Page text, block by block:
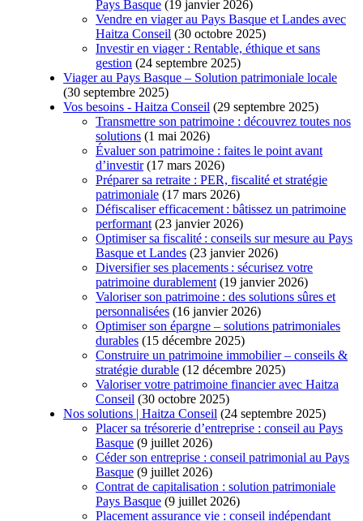
Pays Basque (19 janvier 2026)
Vendre en viager au Pays Basque et Landes avec
Haitza Conseil (30 octobre 2025)
Investir en viager : Rentable, éthique et sans
gestion (24 septembre 2025)
Viager au Pays Basque – Solution patrimoniale locale
(30 septembre 2025)
Vos besoins - Haitza Conseil (29 septembre 2025)
Transmettre son patrimoine : découvrez toutes nos
solutions (1 mai 2026)
Évaluer son patrimoine : faites le point avant
d’investir (17 mars 2026)
Préparer sa retraite : PER, fiscalité et stratégie
patrimoniale (17 mars 2026)
Défiscaliser efficacement : bâtissez un patrimoine
performant (23 janvier 2026)
Optimiser sa fiscalité : conseils sur mesure au Pays
Basque et Landes (23 janvier 2026)
Diversifier ses placements : sécurisez votre
patrimoine durablement (19 janvier 2026)
Valoriser son patrimoine : des solutions sûres et
personnalisées (16 janvier 2026)
Optimiser son épargne – solutions patrimoniales
durables (15 décembre 2025)
Construire un patrimoine immobilier – conseils &
stratégie durable (12 décembre 2025)
Valoriser votre patrimoine financier avec Haitza
Conseil (30 octobre 2025)
Nos solutions | Haitza Conseil (24 septembre 2025)
Placer sa trésorerie d’entreprise : conseil au Pays
Basque (9 juillet 2026)
Céder son entreprise : conseil patrimonial au Pays
Basque (9 juillet 2026)
Contrat de capitalisation : solution patrimoniale
Pays Basque (9 juillet 2026)
Placement assurance vie : conseil indépendant